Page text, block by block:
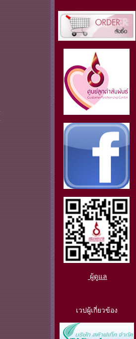
ผู้ดูแล
เวปผู้เกี่ยวข้อง